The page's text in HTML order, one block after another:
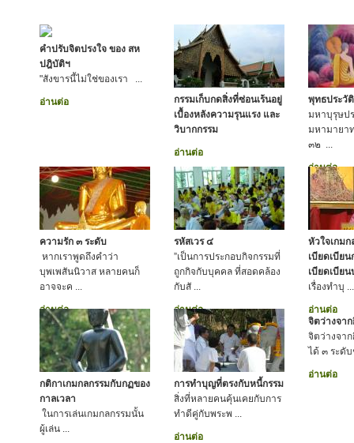
คำปรับจิตปรงใจ ของ สห
ปฎิบัติฯ
"สังขารนี้ไม่ใช่ของเรา ...
อ่านต่อ
กรรมเก็บกดสิ่งที่ซ่อนเร้นอยู่
เบื้องหลังความรุนแรง และ
วิบากกรรม
อ่านต่อ
พุทธประวัติ
มหาบุรุษป
มหามายา
๓๒ ...
อ่านต่อ
ความรัก ๓ ระดับ
หากเราพูดถึงคำว่า
บุพเพสันนิวาส หลายคนก็
อาจจะค ...
อ่านต่อ
รหัสเวร ๔
”เป็นการประกอบกิจกรรมที่
ถูกกิจกับบุคคล ที่สอดคล้อง
กับสั ...
อ่านต่อ
หัวใจเกมก
เบียดเบีย
เบียดเบีย
เรื่องทำบุ ...
อ่านต่อ
กติกาเกมกลกรรมกับกฏของ
กาลเวลา
ในการเล่นเกมกลกรรมนั้น
ผู้เล่น ...
การทำบุญที่ตรงกับหนี้กรรม
สิ่งที่หลายคนคุ้นเคยกับการ
ทำดีคู่กับพระพ ...
อ่านต่อ
จิตว่างจาก
จิตว่างจา
ได้ ๓ ระดั
อ่านต่อ